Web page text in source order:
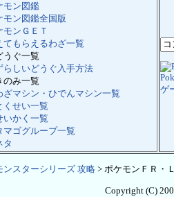
モン図鑑
モン図鑑全国版
モンＧＥＴ
てもらえるわざ一覧
うぐ一覧
らしいどうぐ入手方法
のみ一覧
ざマシン・ひでんマシン一覧
くせい一覧
いかく一覧
マゴグループ一覧
タ
ゲ
ンスターシリーズ 攻略 > ポケモンＦＲ・
Copyright (C)